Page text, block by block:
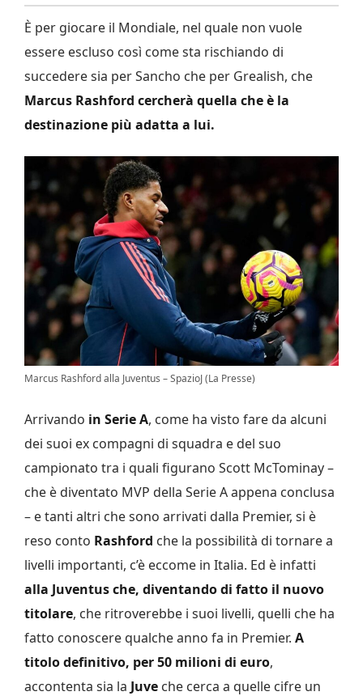
È per giocare il Mondiale, nel quale non vuole
essere escluso così come sta rischiando di
succedere sia per Sancho che per Grealish, che
Marcus Rashford cercherà quella che è la
destinazione più adatta a lui.
Marcus Rashford alla Juventus – SpazioJ (La Presse)
Arrivando in Serie A, come ha visto fare da alcuni
dei suoi ex compagni di squadra e del suo
campionato tra i quali figurano Scott McTominay –
che è diventato MVP della Serie A appena conclusa
– e tanti altri che sono arrivati dalla Premier, si è
reso conto Rashford che la possibilità di tornare a
livelli importanti, c’è eccome in Italia. Ed è infatti
alla Juventus che, diventando di fatto il nuovo
titolare, che ritroverebbe i suoi livelli, quelli che ha
fatto conoscere qualche anno fa in Premier. A
titolo definitivo, per 50 milioni di euro,
accontenta sia la Juve che cerca a quelle cifre un